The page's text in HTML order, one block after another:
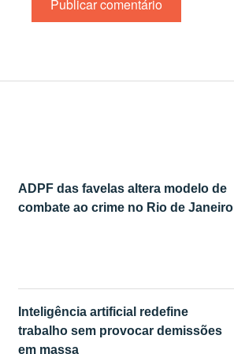
ADPF das favelas altera modelo de
combate ao crime no Rio de Janeiro
Inteligência artificial redefine
trabalho sem provocar demissões
em massa